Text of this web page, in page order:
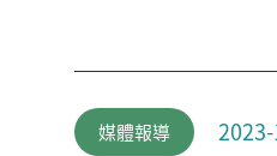
媒體報導